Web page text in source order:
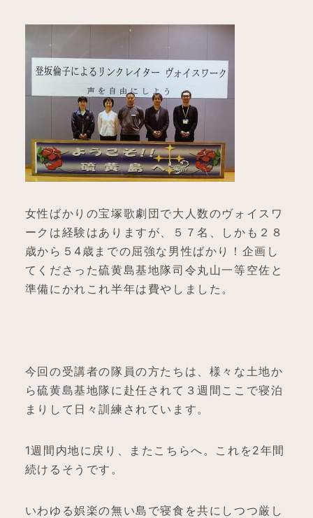
女性ばかりの宝塚歌劇団で大人数のヴォイスワ
ークは経験はありますが、５７名、しかも２８
歳から５4歳までの屈強な男性ばかり！企画し
てくださった硫黄島基地隊司令丸山一等空佐と
準備にかれこれ半年は費やしました。
今回の受講者の隊員の方たちは、様々な土地か
ら硫黄島基地隊に赴任されて３週間ここで寝泊
まりして日々訓練されています。
1週間内地に戻り、またこちらへ。これを2年間
続けるそうです。
いわゆる娯楽の無い島で寝食を共にしつつ厳し